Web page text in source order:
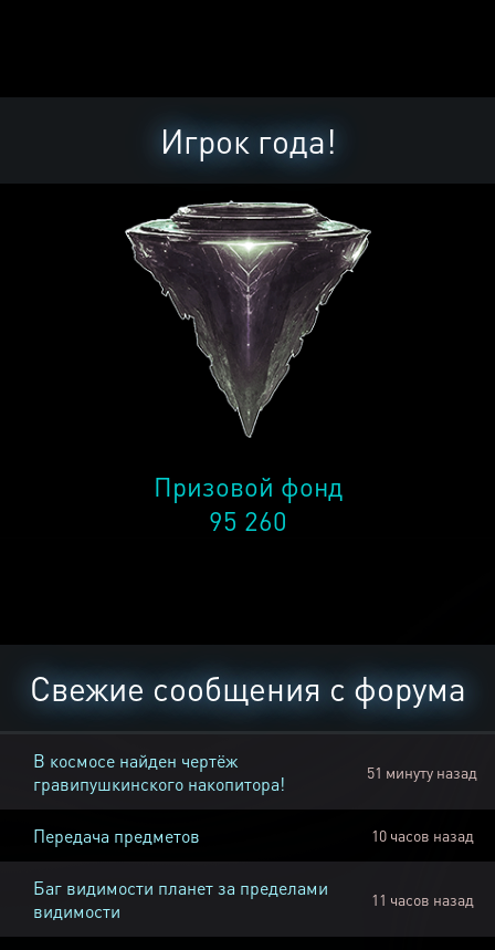
Игрок года!
Призовой фонд
95 260
Свежие сообщения с форума
В космосе найден чертёж
гравипушкинского накопитора!
51 минуту назад
Передача предметов 10 часов назад
Баг видимости планет за пределами
видимости
11 часов назад